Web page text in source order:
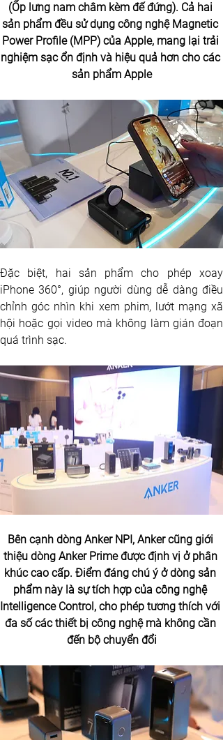
(Ốp lưng nam châm kèm đế đứng). Cả hai
sản phẩm đều sử dụng công nghệ Magnetic
Power Profile (MPP) của Apple, mang lại trải
nghiệm sạc ổn định và hiệu quả hơn cho các
sản phẩm Apple
Đặc biệt, hai sản phẩm cho phép xoay
iPhone 360°, giúp người dùng dễ dàng điều
chỉnh góc nhìn khi xem phim, lướt mạng xã
hội hoặc gọi video mà không làm gián đoạn
quá trình sạc.
Bên cạnh dòng Anker NPI, Anker cũng giới
thiệu dòng Anker Prime được định vị ở phân
khúc cao cấp. Điểm đáng chú ý ở dòng sản
phẩm này là sự tích hợp của công nghệ
Intelligence Control, cho phép tương thích với
đa số các thiết bị công nghệ mà không cần
đến bộ chuyển đổi